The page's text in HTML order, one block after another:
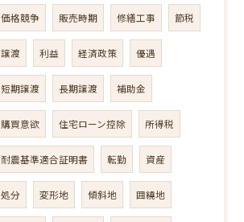
価格競争 販売時期 修繕工事 節税
譲渡 利益 経済政策 優遇
短期譲渡 長期譲渡 補助金
購買意欲 住宅ローン控除 所得税
耐震基準適合証明書 転勤 資産
処分 変形地 傾斜地 囲繞地